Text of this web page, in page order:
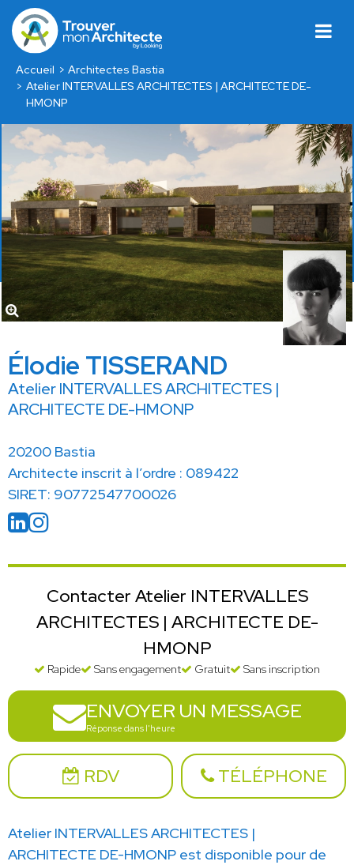
Accueil
Architectes Bastia
Atelier INTERVALLES ARCHITECTES | ARCHITECTE DE-
HMONP
Élodie TISSERAND
Atelier INTERVALLES ARCHITECTES |
ARCHITECTE DE-HMONP
20200 Bastia
Architecte inscrit à l’ordre : 089422
SIRET: 90772547700026
Contacter Atelier INTERVALLES
ARCHITECTES | ARCHITECTE DE-
HMONP
Rapide Sans engagement Gratuit Sans inscription
ENVOYER UN MESSAGE
Réponse dans l'heure
RDV TÉLÉPHONE
Atelier INTERVALLES ARCHITECTES |
ARCHITECTE DE-HMONP est disponible pour de